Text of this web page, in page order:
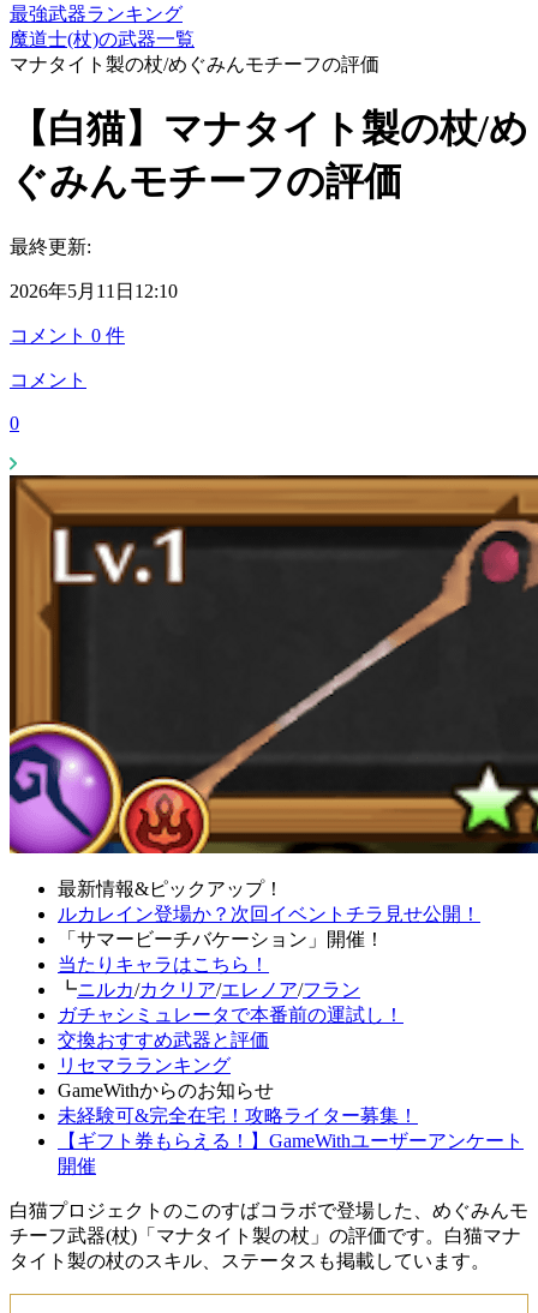
最強武器ランキング
魔道士(杖)の武器一覧
マナタイト製の杖/めぐみんモチーフの評価
【白猫】マナタイト製の杖/め
ぐみんモチーフの評価
最終更新:
2026年5月11日12:10
コメント 0 件
コメント
0
最新情報&ピックアップ！
ルカレイン登場か？次回イベントチラ見せ公開！
「サマービーチバケーション」開催！
当たりキャラはこちら！
┗ニルカ/カクリア/エレノア/フラン
ガチャシミュレータで本番前の運試し！
交換おすすめ武器と評価
リセマラランキング
GameWithからのお知らせ
未経験可&完全在宅！攻略ライター募集！
【ギフト券もらえる！】GameWithユーザーアンケート
開催
白猫プロジェクトのこのすばコラボで登場した、めぐみんモ
チーフ武器(杖)「マナタイト製の杖」の評価です。白猫マナ
タイト製の杖のスキル、ステータスも掲載しています。